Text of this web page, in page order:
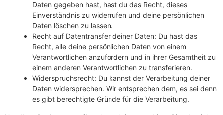
Daten gegeben hast, hast du das Recht, dieses
Einverständnis zu widerrufen und deine persönlichen
Daten löschen zu lassen.
Recht auf Datentransfer deiner Daten: Du hast das
Recht, alle deine persönlichen Daten von einem
Verantwortlichen anzufordern und in ihrer Gesamtheit zu
einem anderen Verantwortlichen zu transferieren.
Widerspruchsrecht: Du kannst der Verarbeitung deiner
Daten widersprechen. Wir entsprechen dem, es sei denn
es gibt berechtigte Gründe für die Verarbeitung.